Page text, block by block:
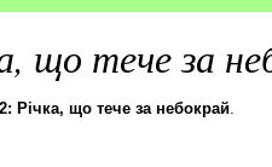
що тече за
Річка, що тече за небокрай.